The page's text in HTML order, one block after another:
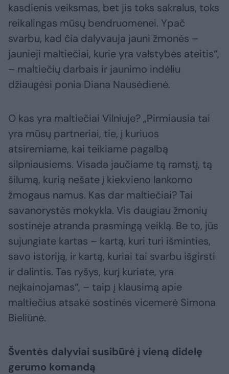
kasdienis veiksmas, bet jis toks sakralus, toks
reikalingas mūsų bendruomenei. Ypač
svarbu, kad čia dalyvauja jauni žmonės –
jaunieji maltiečiai, kurie yra valstybės ateitis“,
– maltiečių darbais ir jaunimo indėliu
džiaugėsi ponia Diana Nausėdienė.
O kas yra maltiečiai Vilniuje? „Pirmiausia tai
yra mūsų partneriai, tie, į kuriuos
atsiremiame, kai teikiame pagalbą
silpniausiems. Visada jaučiame tą ramstį, tą
šilumą, kurią nešate į kiekvieno lankomo
žmogaus namus. Kas dar maltiečiai? Tai
savanorystės mokykla. Vis daugiau žmonių
sostinėje atranda prasmingą veiklą. Be to, jūs
sujungiate kartas – kartą, kuri turi išminties,
savo istoriją, ir kartą, kuriai tai svarbu išgirsti
ir dalintis. Tas ryšys, kurį kuriate, yra
neįkainojamas“, – taip į klausimą apie
maltiečius atsakė sostinės vicemerė Simona
Bieliūnė.
Šventės dalyviai susibūrė į vieną didelę
gerumo komandą